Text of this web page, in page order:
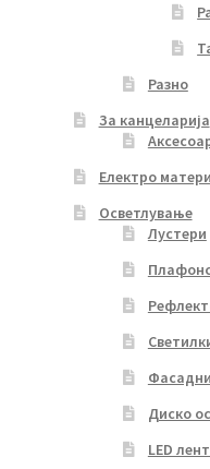
Разно
За канцеларија
Електро
Осветлување
Лустери
Диско
LED